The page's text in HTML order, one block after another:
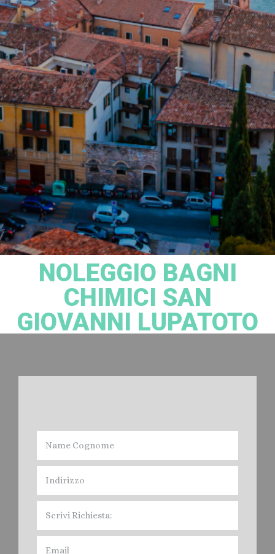
NOLEGGIO BAGNI
CHIMICI SAN
GIOVANNI LUPATOTO
quindi Noleggio a Breve, Medio e Lungo Termine. I Bagni Mobili di
Cacciatori Spurghi, sono conformi alle Normative legislative, e cioè:
Prezzi: Noleggio Bagni Chimici San
Giovanni Lupatoto..